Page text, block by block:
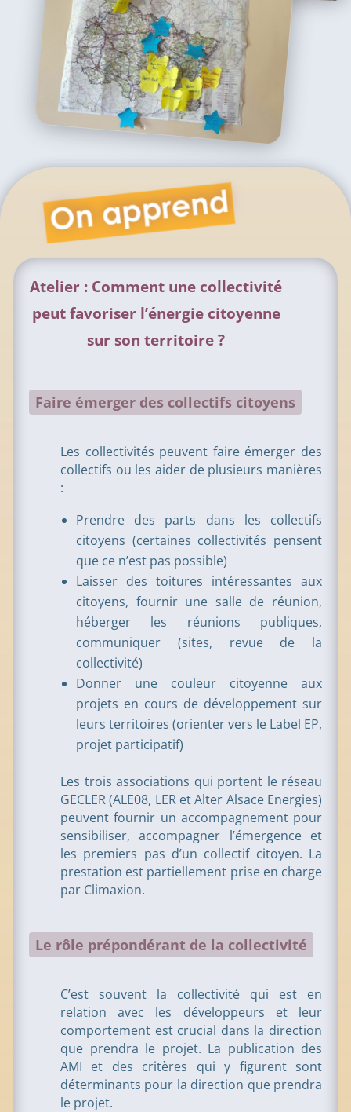
Atelier : Comment une collectivité
peut favoriser l’énergie citoyenne
sur son territoire ?
Faire émerger des collectifs citoyens
Les collectivités peuvent faire émerger des
collectifs ou les aider de plusieurs manières
:
Prendre des parts dans les collectifs
citoyens (certaines collectivités pensent
que ce n’est pas possible)
Laisser des toitures intéressantes aux
citoyens, fournir une salle de réunion,
héberger les réunions publiques,
communiquer (sites, revue de la
collectivité)
Donner une couleur citoyenne aux
projets en cours de développement sur
leurs territoires (orienter vers le Label EP,
projet participatif)
Les trois associations qui portent le réseau
GECLER (ALE08, LER et Alter Alsace Energies)
peuvent fournir un accompagnement pour
sensibiliser, accompagner l’émergence et
les premiers pas d’un collectif citoyen. La
prestation est partiellement prise en charge
par Climaxion.
Le rôle prépondérant de la collectivité
C’est souvent la collectivité qui est en
relation avec les développeurs et leur
comportement est crucial dans la direction
que prendra le projet. La publication des
AMI et des critères qui y figurent sont
déterminants pour la direction que prendra
le projet.